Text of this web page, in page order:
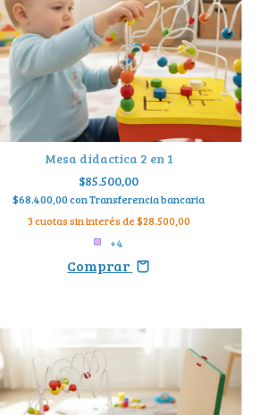
Mesa didactica 2 en 1
$85.500,00
$68.400,00conTransferencia bancaria
3cuotas sin interés de$28.500,00
+4
Comprar